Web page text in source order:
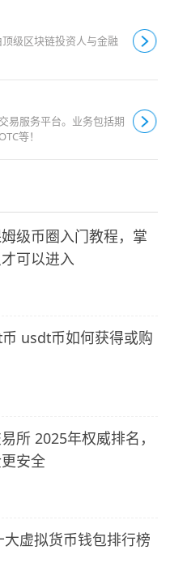
级区块链投资人与金融
易服务平台。业务包括期
等！
级币圈入门教程，掌
可以进入
usdt币如何获得或购
所 2025年权威排名，
安全
虚拟货币钱包排行榜